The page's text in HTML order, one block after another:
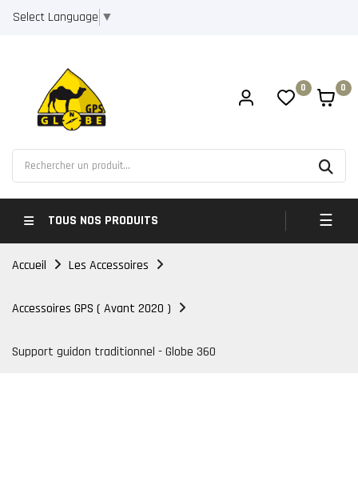
Select Language ▼
0 0
TOUS NOS PRODUITS ☰
Accueil Les Accessoires
Accessoires GPS ( Avant 2020 )
Support guidon traditionnel - Globe 360